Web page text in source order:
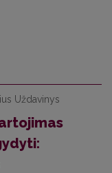
Uždavinys